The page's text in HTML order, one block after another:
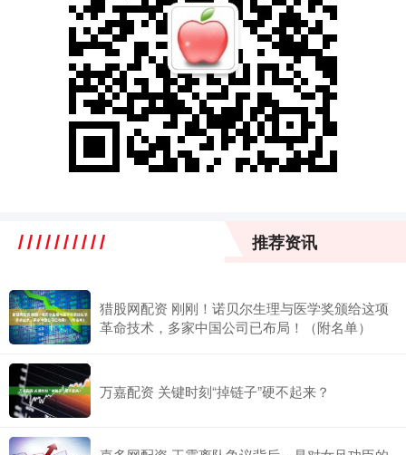
推荐资讯
猎股网配资 刚刚！诺贝尔生理与医学奖颁给这项
革命技术，多家中国公司已布局！（附名单）
万嘉配资 关键时刻“掉链子”硬不起来？